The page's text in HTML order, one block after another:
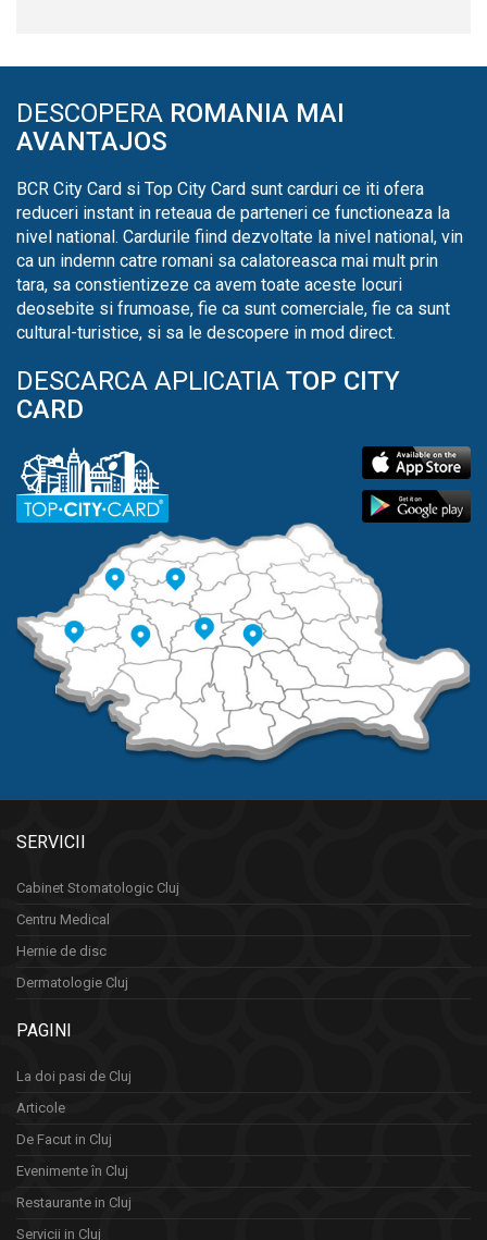
DESCOPERA ROMANIA MAI
AVANTAJOS
BCR City Card si Top City Card sunt carduri ce iti ofera
reduceri instant in reteaua de parteneri ce functioneaza la
nivel national. Cardurile fiind dezvoltate la nivel national, vin
ca un indemn catre romani sa calatoreasca mai mult prin
tara, sa constientizeze ca avem toate aceste locuri
deosebite si frumoase, fie ca sunt comerciale, fie ca sunt
cultural-turistice, si sa le descopere in mod direct.
DESCARCA APLICATIA TOP CITY
CARD
SERVICII
Cabinet Stomatologic Cluj
Centru Medical
Hernie de disc
Dermatologie Cluj
PAGINI
La doi pasi de Cluj
Articole
De Facut in Cluj
Evenimente în Cluj
Restaurante in Cluj
Servicii in Cluj